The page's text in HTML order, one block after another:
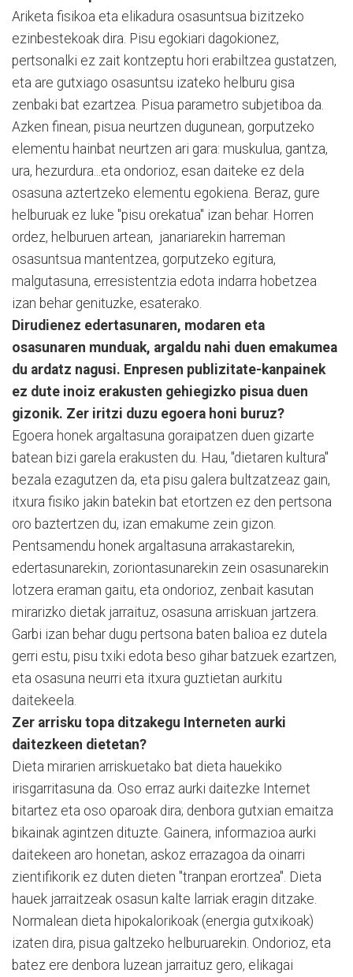
Ariketa fisikoa eta elikadura osasuntsua bizitzeko
ezinbestekoak dira. Pisu egokiari dagokionez,
pertsonalki ez zait kontzeptu hori erabiltzea gustatzen,
eta are gutxiago osasuntsu izateko helburu gisa
zenbaki bat ezartzea. Pisua parametro subjetiboa da.
Azken finean, pisua neurtzen dugunean, gorputzeko
elementu hainbat neurtzen ari gara: muskulua, gantza,
ura, hezurdura...eta ondorioz, esan daiteke ez dela
osasuna aztertzeko elementu egokiena. Beraz, gure
helburuak ez luke "pisu orekatua" izan behar. Horren
ordez, helburuen artean, janariarekin harreman
osasuntsua mantentzea, gorputzeko egitura,
malgutasuna, erresistentzia edota indarra hobetzea
izan behar genituzke, esaterako.
Dirudienez edertasunaren, modaren eta
osasunaren munduak, argaldu nahi duen emakumea
du ardatz nagusi. Enpresen publizitate-kanpainek
ez dute inoiz erakusten gehiegizko pisua duen
gizonik. Zer iritzi duzu egoera honi buruz?
Egoera honek argaltasuna goraipatzen duen gizarte
batean bizi garela erakusten du. Hau, "dietaren kultura"
bezala ezagutzen da, eta pisu galera bultzatzeaz gain,
itxura fisiko jakin batekin bat etortzen ez den pertsona
oro baztertzen du, izan emakume zein gizon.
Pentsamendu honek argaltasuna arrakastarekin,
edertasunarekin, zoriontasunarekin zein osasunarekin
lotzera eraman gaitu, eta ondorioz, zenbait kasutan
mirarizko dietak jarraituz, osasuna arriskuan jartzera.
Garbi izan behar dugu pertsona baten balioa ez dutela
gerri estu, pisu txiki edota beso gihar batzuek ezartzen,
eta osasuna neurri eta itxura guztietan aurkitu
daitekeela.
Zer arrisku topa ditzakegu Interneten aurki
daitezkeen dietetan?
Dieta mirarien arriskuetako bat dieta hauekiko
irisgarritasuna da. Oso erraz aurki daitezke Internet
bitartez eta oso oparoak dira; denbora gutxian emaitza
bikainak agintzen dituzte. Gainera, informazioa aurki
daitekeen aro honetan, askoz errazagoa da oinarri
zientifikorik ez duten dieten "tranpan erortzea". Dieta
hauek jarraitzeak osasun kalte larriak eragin ditzake.
Normalean dieta hipokalorikoak (energia gutxikoak)
izaten dira, pisua galtzeko helburuarekin. Ondorioz, eta
batez ere denbora luzean jarraituz gero, elikagai